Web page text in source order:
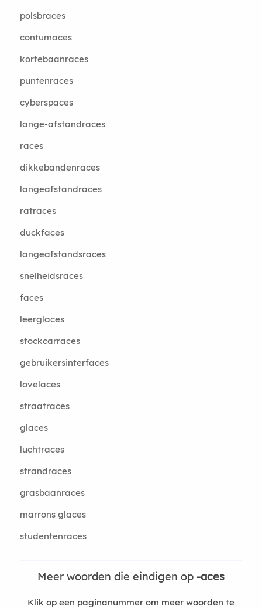
polsbraces
contumaces
kortebaanraces
puntenraces
cyberspaces
lange-afstandraces
races
dikkebandenraces
langeafstandraces
ratraces
duckfaces
langeafstandsraces
snelheidsraces
faces
leerglaces
stockcarraces
gebruikersinterfaces
lovelaces
straatraces
glaces
luchtraces
strandraces
grasbaanraces
marrons glaces
studentenraces
Meer woorden die eindigen op -aces
Klik op een paginanummer om meer woorden te